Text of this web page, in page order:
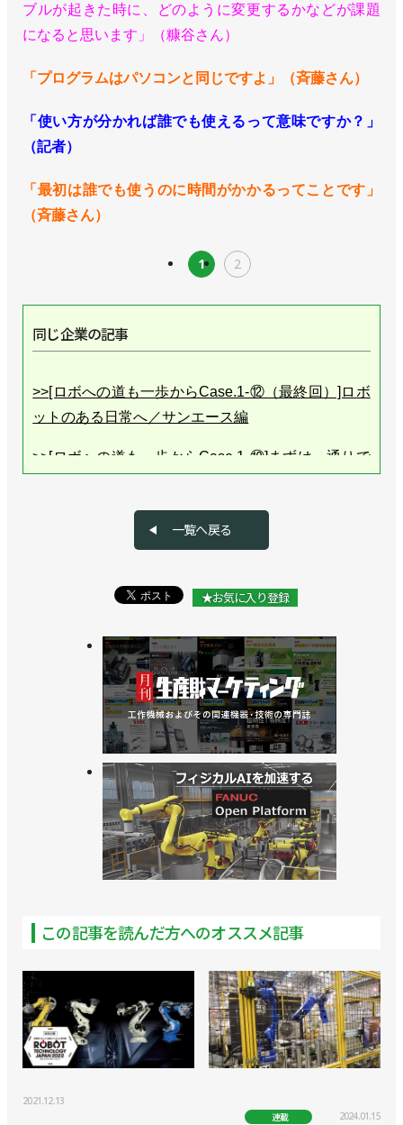
ブルが起きた時に、どのように変更するかなどが課題
になると思います」（糠谷さん）
「プログラムはパソコンと同じですよ」（斉藤さん）
「使い方が分かれば誰でも使えるって意味ですか？」
（記者）
「最初は誰でも使うのに時間がかかるってことです」
（斉藤さん）
1 2
同じ企業の記事
>>[ロボへの道も一歩からCase.1-⑫（最終回）]ロボ
ットのある日常へ／サンエース編
>>[ロボへの道も一歩からCase.1-⑩]まずは一通りで
>>[ロボへの道も一歩からCase.1-⑨]作業の選択と集
中／サンエース編
>>[ロボへの道も一歩からCase.1-⑧]立ちはだかる干
>>[ロボへの道も一歩からCase.1-⑦]ロボ、ついに降
臨！／サンエース編
>>[ロボへの道も一歩からCase.1-⑥]ハンドの爪、削
ってます／サンエース編
>>[ロボへの道も一歩からCase.1-⑤]どう置くんだ、
ストッカー!?／サンエース編
>>[ロボへの道も一歩からCase.１-④]ロボ決まる／
サンエース編
中／サンエース編
>>[ロボへの道も一歩からCase.1-②]ベテラン斉藤さ
ん現わる！／サンエース編
>>[新連載・ロボへの道も一歩からCase.1-①]やっぱ
りコロナはキツかった／サンエース編
一覧へ戻る
★お気に入り登録
この記事を読んだ方へのオススメ記事
2021.12.13
連載 2024.01.15